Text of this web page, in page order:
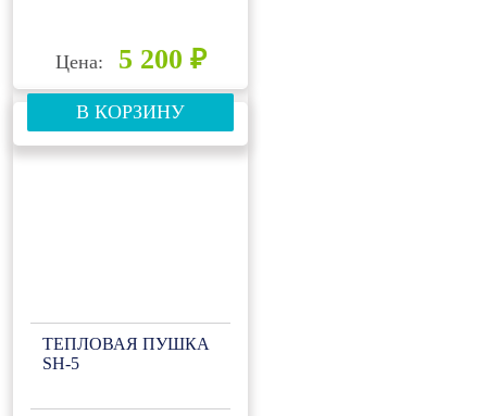
Цена: 5 200 ₽
В КОРЗИНУ
ТЕПЛОВАЯ ПУШКА
SH-5